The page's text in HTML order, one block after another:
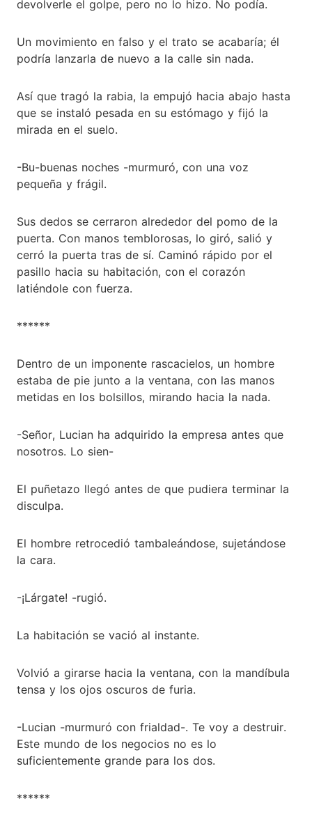
devolverle el golpe, pero no lo hizo. No podía.
Un movimiento en falso y el trato se acabaría; él
podría lanzarla de nuevo a la calle sin nada.
Así que tragó la rabia, la empujó hacia abajo hasta
que se instaló pesada en su estómago y fijó la
mirada en el suelo.
-Bu-buenas noches -murmuró, con una voz
pequeña y frágil.
Sus dedos se cerraron alrededor del pomo de la
puerta. Con manos temblorosas, lo giró, salió y
cerró la puerta tras de sí. Caminó rápido por el
pasillo hacia su habitación, con el corazón
latiéndole con fuerza.
******
Dentro de un imponente rascacielos, un hombre
estaba de pie junto a la ventana, con las manos
metidas en los bolsillos, mirando hacia la nada.
-Señor, Lucian ha adquirido la empresa antes que
nosotros. Lo sien-
El puñetazo llegó antes de que pudiera terminar la
disculpa.
El hombre retrocedió tambaleándose, sujetándose
la cara.
-¡Lárgate! -rugió.
La habitación se vació al instante.
Volvió a girarse hacia la ventana, con la mandíbula
tensa y los ojos oscuros de furia.
-Lucian -murmuró con frialdad-. Te voy a destruir.
Este mundo de los negocios no es lo
suficientemente grande para los dos.
******